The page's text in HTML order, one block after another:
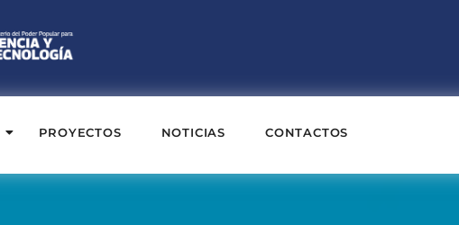
PROYECTOS NOTICIAS CONTACTOS